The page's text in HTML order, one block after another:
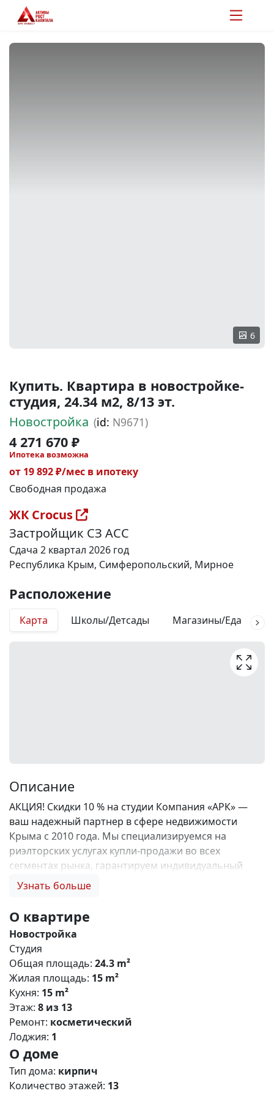
6
Купить. Квартира в новостройке-
студия, 24.34 м2, 8/13 эт.
Новостройка (id: N9671)
4 271 670 ₽
Ипотека возможна
от 19 892 ₽/мес в ипотеку
Свободная продажа
ЖК Crocus
Застройщик СЗ АСС
Сдача 2 квартал 2026 год
Республика Крым, Симферопольский, Мирное
Расположение
Карта Школы/Детсады Магазины/Еда
Описание
АКЦИЯ! Скидки 10 % на студии Компания «АРК» —
ваш надежный партнер в сфере недвижимости
Крыма с 2010 года. Мы специализируемся на
риэлторских услугах купли-продажи во всех
сегментах рынка, гарантируем индивидуальный
подход, юридическую чистоту объектов и
доверие наших клиентов! 🤝. Выбирая нас, Вы
получаете: 1. 0% комиссии и оформление ипотеки
бесплатно; 2. Покупку недвижимости по цене
застройщика + акции, бонусы, подарки; 3.
Экспертное мнение о каждом застройщике. Ваши
интересы — наш приоритет! 4. Профессиональную
поддержку на всех этапах сделки до получения
ключей; 5. Фейерверк подарков🎁 🎁 🎁! Купи с
нами и выбери свой ПОДАРОК! ЖК CROCUS –
современный жилой кoмплeкс комфорт класса с
разнообразными планировками квартир и
офисными помещениями, расположенный в
живописном городе Симферополе. Это ваше
Узнать больше
О квартире
Новостройка
Студия
Общая площадь: 24.3 m²
Жилая площадь: 15 m²
Кухня: 15 m²
Этаж: 8 из 13
Ремонт: косметический
Лоджия: 1
О доме
Тип дома: кирпич
Количество этажей: 13